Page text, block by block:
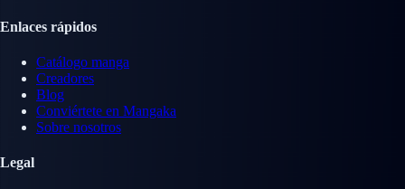
Enlaces rápidos
Catálogo manga
Creadores
Blog
Conviértete en Mangaka
Sobre nosotros
Legal